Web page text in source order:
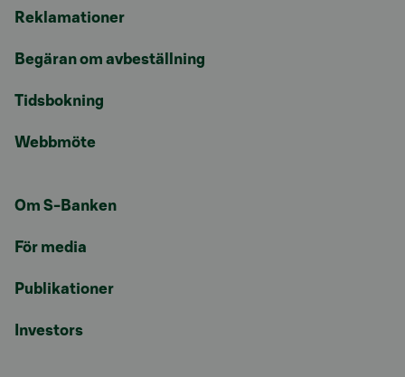
Reklamationer
Begäran om avbeställning
Tidsbokning
Webbmöte
Om S-Banken
För media
Publikationer
Investors